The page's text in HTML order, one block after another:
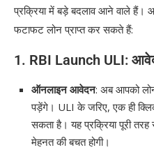
प्रक्रिया में बड़े बदलाव आने वाले
फटाफट लोन प्राप्त कर सकते हैं:
1. RBI Launch ULI:
ऑनलाइन आवेदन: अब आपको
पड़ेंगे। ULI के जरिए, एक ही
सकता है। यह प्रक्रिया पूरी
मेहनत की बचत होगी।